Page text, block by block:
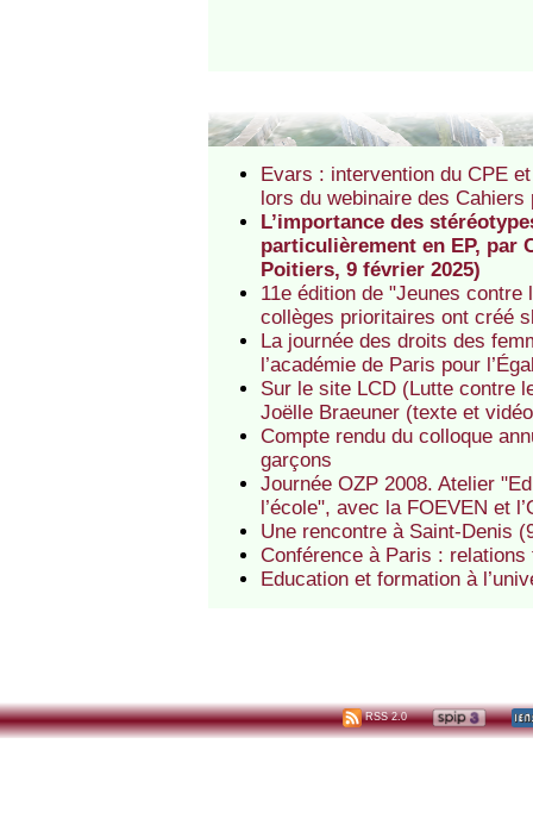
Evars : intervention du CPE
lors du webinaire des
L’importance des
particulièrement en EP, par
Poitiers, 9 février 2025)
11e édition de "Jeunes
collèges prioritaires ont créé
La journée des droits des
l’académie de Paris pour
Sur le site LCD (Lutte contre
Joëlle Braeuner (texte et
Compte rendu du colloque
garçons
Journée OZP 2008. Atelier
l’école", avec la FOEVEN et
Une rencontre à Saint-Denis
Conférence à Paris :
Education et formation à
RSS 2.0